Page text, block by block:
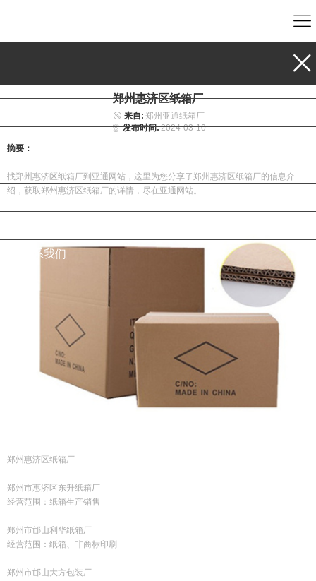
包装纸箱
公司简介
联系我们
郑州惠济区纸箱厂
来自: 郑州亚通纸箱厂
发布时间:2024-03-10
摘要：
找郑州惠济区纸箱厂到亚通网站，这里为您分享了郑州惠济区纸箱厂的信息介
绍，获取郑州惠济区纸箱厂的详情，尽在亚通网站。
郑州惠济区纸箱厂
郑州市惠济区东升纸箱厂
经营范围：纸箱生产销售
郑州市邙山利华纸箱厂
经营范围：纸箱、非商标印刷
郑州市邙山大方包装厂